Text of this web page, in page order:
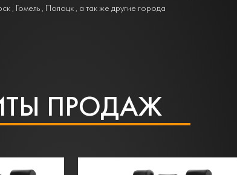
, Гомель , Полоцк , а так же другие города
ПРОДАЖ